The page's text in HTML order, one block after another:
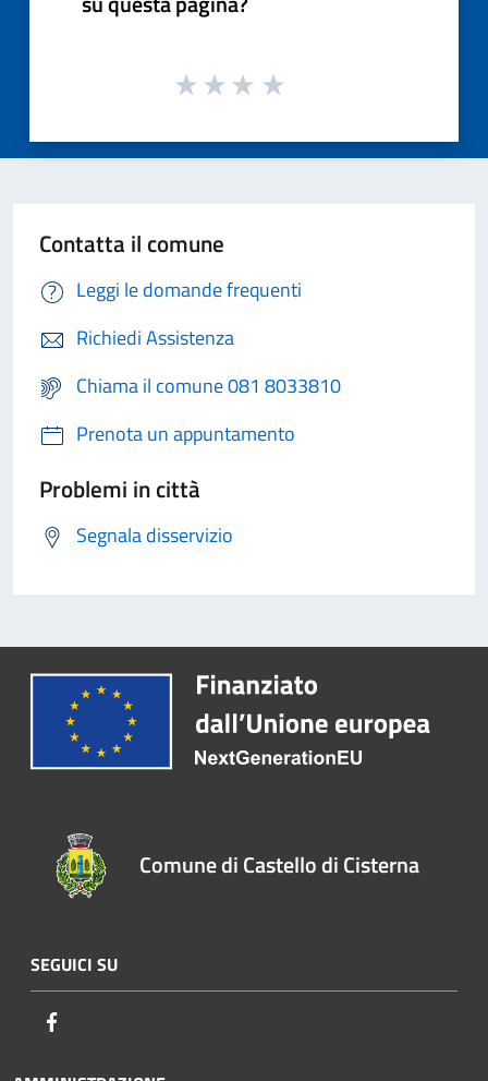
Contatta il comune
Leggi le domande frequenti
Richiedi Assistenza
Chiama il comune 081 8033810
Prenota un appuntamento
Problemi in città
Segnala disservizio
Comune di Castello di Cisterna
SEGUICI SU